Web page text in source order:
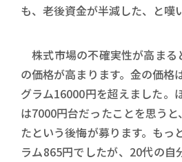
も、老後資金が半減した、と嘆
株式市場の不確実性が高まる
の価格が高まります。金の価格
グラム16000円を超えました。
は7000円台だったことを思う
たという後悔が募ります。もっ
ラム865円でしたが、20代の自